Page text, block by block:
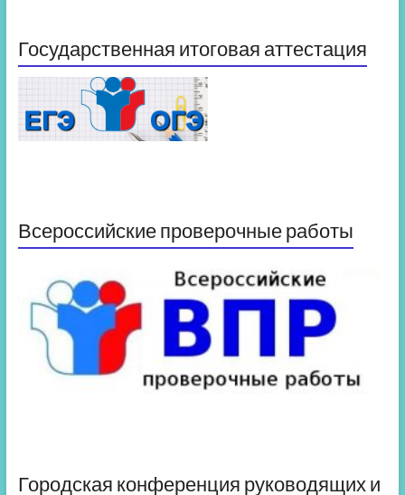
Государственная итоговая аттестация
Всероссийские проверочные работы
Городская конференция руководящих и